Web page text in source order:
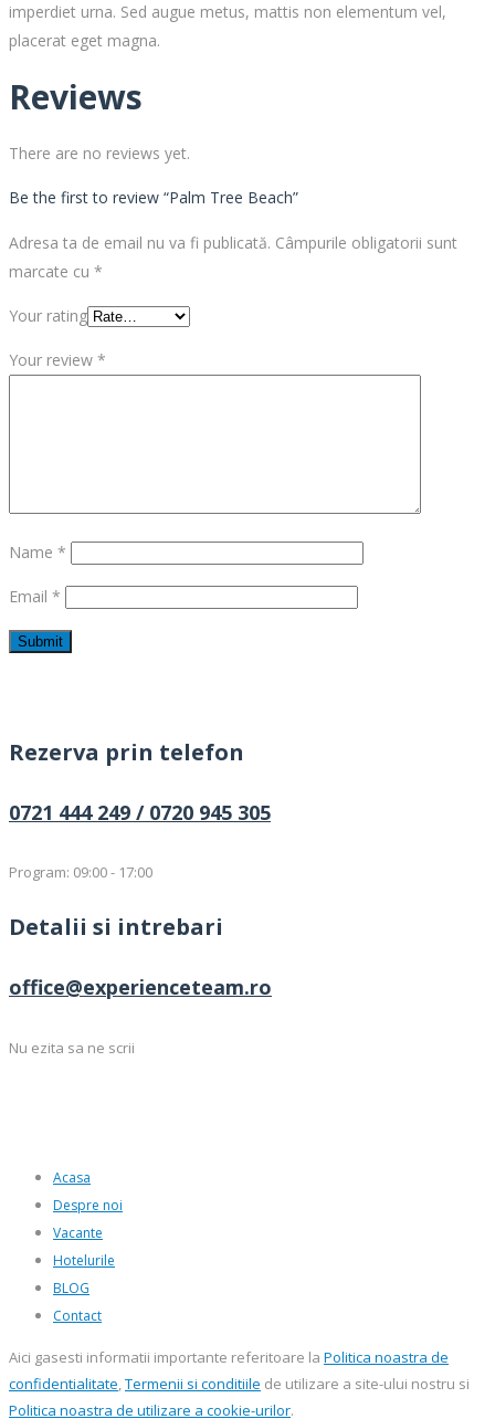
imperdiet urna. Sed augue metus, mattis non elementum vel,
placerat eget magna.
Reviews
There are no reviews yet.
Be the first to review “Palm Tree Beach”
Adresa ta de email nu va fi publicată. Câmpurile obligatorii sunt
marcate cu *
Your rating
Your review *
Name *
Email *
Rezerva prin telefon
0721 444 249 / 0720 945 305
Program: 09:00 - 17:00
Detalii si intrebari
office@experienceteam.ro
Nu ezita sa ne scrii
Acasa
Despre noi
Vacante
Hotelurile
BLOG
Contact
Aici gasesti informatii importante referitoare la Politica noastra de
confidentialitate Termenii si conditiile de utilizare a site-ului nostru si
Politica noastra de utilizare a cookie-urilor.